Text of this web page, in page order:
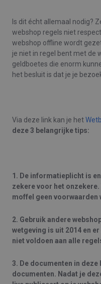
Is dit écht allemaal nodig?
webshop regels niet
webshop offline wordt
je niet in regel bent met de
geldboetes die enorm
het besluit is dat je je
Via deze link kan je het
deze 3 belangrijke tips:
1. De informatieplicht is
zekere voor het
moffel geen voorwaarden
2. Gebruik andere
wetgeving is uit 2014 en
niet voldoen aan alle
3. De documenten in
documenten. Nadat je